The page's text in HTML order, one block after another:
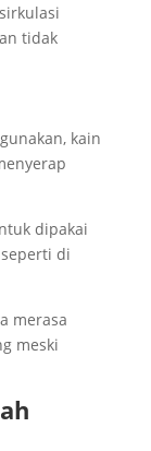
tidak
kain
dipakai
di
merasa
meski